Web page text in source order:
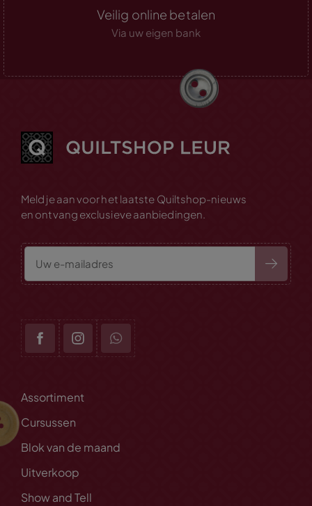
Veilig online betalen
Via uw eigen bank
Meld je aan voor het laatste Quiltshop-nieuws
en ontvang exclusieve aanbiedingen.
Assortiment
Cursussen
Blok van de maand
Uitverkoop
Show and Tell